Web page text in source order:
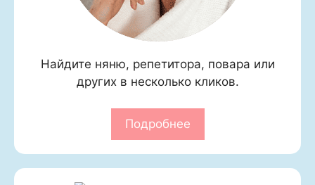
Найдите няню, репетитора, повара или
других в несколько кликов.
Подробнее